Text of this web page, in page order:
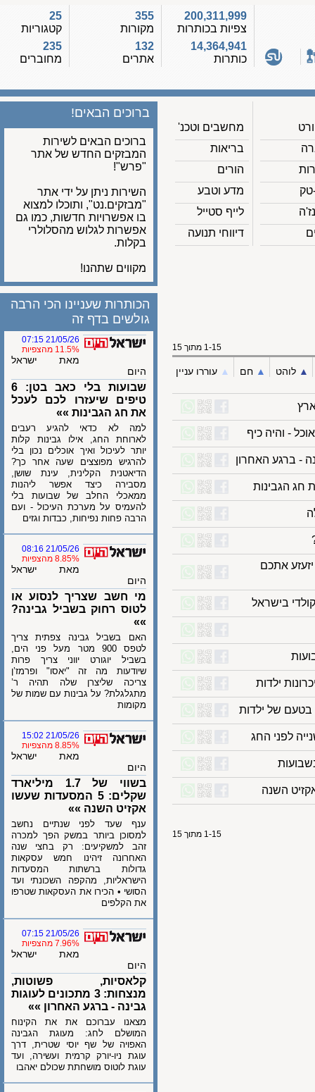
200,311,999
צפיות בכותרות
14,364,941
כותרות
355
מקורות
132
אתרים
קטגוריות
235
מחוברים
מחשבים וטכנ'
בריאות
הורים
מדע וטבע
לייף סטייל
דיווחי תנועה
ברוכים הבאים!
ברוכים הבאים לשירות
המבזקים החדש של אתר
"פרש"!
השירות ניתן על ידי אתר
"מבזקים.נט", ותוכלו למצוא
בו אפשרויות חדשות, כמו גם
אפשרות לגלוש מהסלולרי
בקלות.
מקווים שתהנו!
1-15 מתוך 15
לוהט ▲︎ חם ▲︎ עוררו עניין
- והיה כיף
אתכם
בישראל
של ילדות
1-15 מתוך 15
הכותרות שעניינו הכי הרבה
גולשים בדף זה
21/05/26 07:15
11.5% מהצפיות
מאת ישראל
היום
שבועות בלי כאב בטן: 6
טיפים שיעזרו לכם לעכל
את חג הגבינות »»
למה לא כדאי להגיע רעבים
לארוחת החג, אילו גבינות קלות
יותר לעיכול ואיך אוכלים נכון בלי
להרגיש מפוצצים שעה אחר כך?
הדיאטנית הקלינית, עינת שושן,
מסבירה כיצד אפשר ליהנות
ממאכלי החלב של שבועות בלי
להעמיס על מערכת העיכול - ועם
הרבה פחות נפיחות, כבדות וגזים
21/05/26 08:16
8.85% מהצפיות
מאת ישראל
היום
מי חשב שצריך לנסוע או
לטוס רחוק בשביל גבינה?
האם בשביל גבינה צפתית צריך
לטפס 900 מטר מעל פני הים,
בשביל יוגורט יווני צריך פרות
שיודעות מה זה "יאסו" ופרמז’ן
צריכה שליצרן שלה תהיה ר’
מתגלגלת? על גבינות עם שמות של
מקומות
21/05/26 15:02
8.85% מהצפיות
מאת ישראל
היום
בשווי של 1.7 מיליארד
שקלים: 5 המסעדות שעשו
אקזיט השנה »»
ענף שעד לפני שנתיים נחשב
למסוכן ביותר במשק הפך למכרה
זהב למשקיעים: רק בחצי שנה
האחרונה זיהינו חמש עסקאות
גדולות ברשתות המסעדות
הישראליות, מהקפה השכונתי ועד
הסושי • הכירו את העסקאות שטרפו
את הקלפים
21/05/26 07:15
7.96% מהצפיות
מאת ישראל
היום
קלאסיות, פשוטות,
מנצחות: 3 מתכונים לעוגות
גבינה - ברגע האחרון »»
מצאנו עברוכם את את הקינוח
המושלם לחג: מעוגת הגבינה
האפויה של שף יוסי שטרית, דרך
עוגת ניו-יורק קרמית ועשירה, ועד
עוגת לוטוס מושחתת שכולם יאהבו